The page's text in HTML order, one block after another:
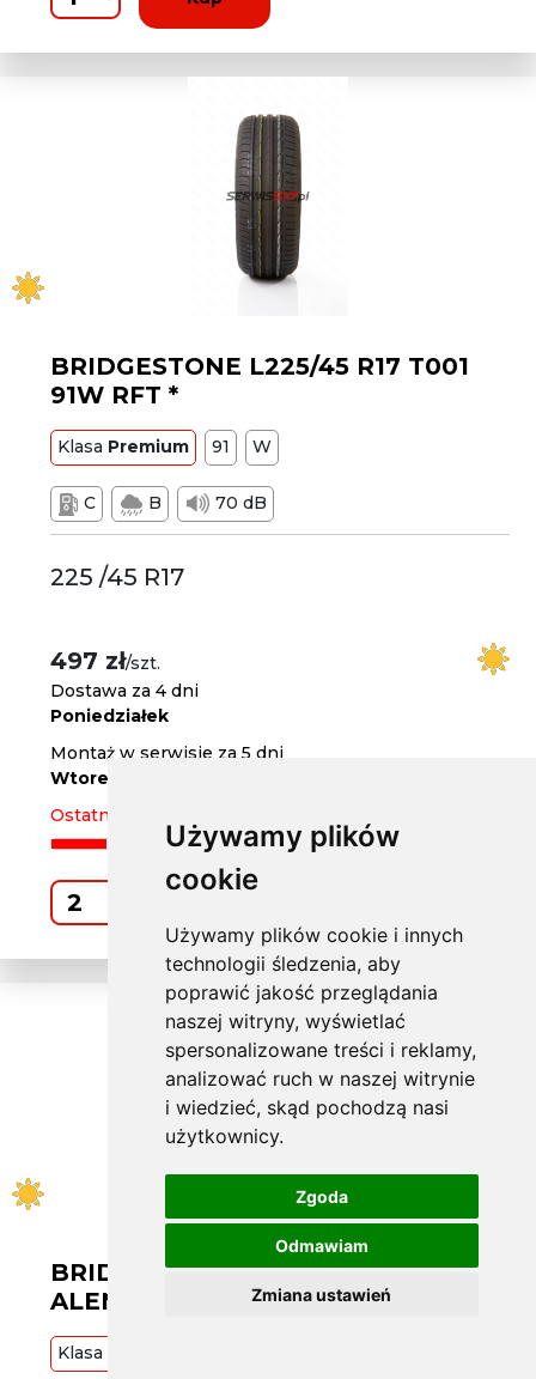
Używamy plików
cookie
Używamy plików cookie i innych
technologii śledzenia, aby
poprawić jakość przeglądania
naszej witryny, wyświetlać
spersonalizowane treści i reklamy,
analizować ruch w naszej witrynie
i wiedzieć, skąd pochodzą nasi
użytkownicy.
Zgoda
Odmawiam
Zmiana ustawień
BRIDGESTONE L225/45 R17 T001
91W RFT *
Klasa Premium 91 W
C B 70 dB
225 /45 R17
497 zł/szt.
Dostawa za 4 dni
Poniedziałek
Montaż w serwisie za 5 dni
Wtorek
Ostatnie 2 sztuki
BRIDGESTONE L285/40 R21
ALENZA1 109Y XL
Klasa